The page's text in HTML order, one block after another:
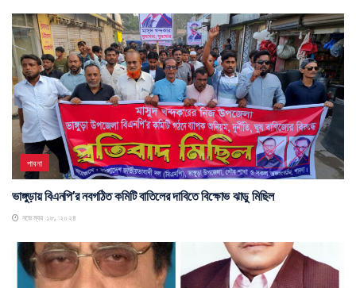
পাবনা
ভাঙ্গুড়ায় বিএনপি’র নবগঠিত কমিটি বাতিলের দাবিতে বিক্ষোভ ঝাড়ু মিছিল
নভেম্বর ১৮, ২০২৪